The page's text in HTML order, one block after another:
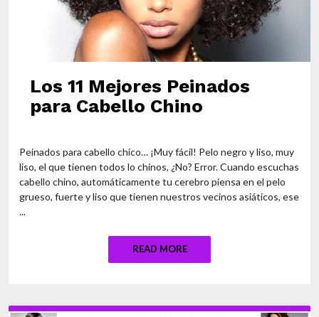
Los 11 Mejores Peinados
para Cabello Chino
Peinados para cabello chico… ¡Muy fácil! Pelo negro y liso, muy
liso, el que tienen todos lo chinos, ¿No? Error. Cuando escuchas
cabello chino, automáticamente tu cerebro piensa en el pelo
grueso, fuerte y liso que tienen nuestros vecinos asiáticos, ese
...
READ MORE